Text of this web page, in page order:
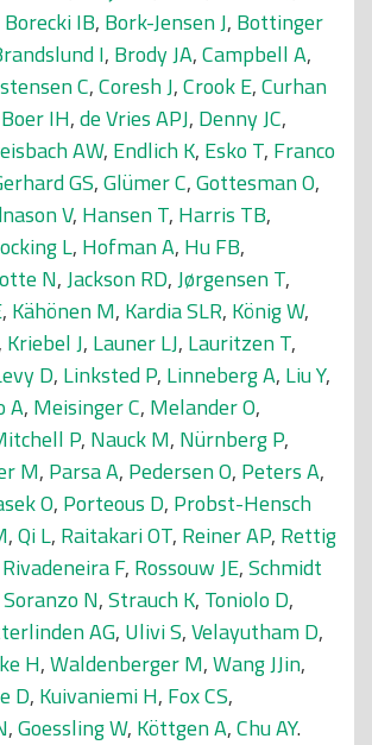
Borecki IB, Bork-Jensen J, Bottinger
I, Brody JA,Campbell A,
C,Coresh J,Crook E,Curhan
IH,de Vries APJ, Denny JC,
AW, Endlich K, Esko T, Franco
GS,Glümer C,Gottesman O,
V, Hansen T, Harris TB,
L, Hofman A, Hu FB,
N,Jackson RD,Jørgensen T,
, Kähönen M, Kardia SLR, König W,
, Kriebel J, Launer LJ, Lauritzen T,
D, Linksted P, Linneberg A, Liu Y,
A, Meisinger C, Melander O,
P, Nauck M, Nürnberg P,
M, Parsa A, Pedersen O, Peters A,
O, Porteous D, Probst-Hensch
,Qi L, Raitakari OT, Reiner AP, Rettig
Rivadeneira F, Rossouw JE,Schmidt
Soranzo N,Strauch K, Toniolo D,
AG, Ulivi S,Velayutham D,
H,Waldenberger M,Wang JJin,
D, Kuivaniemi H, Fox CS,
,Goessling W, Köttgen A,Chu AY.